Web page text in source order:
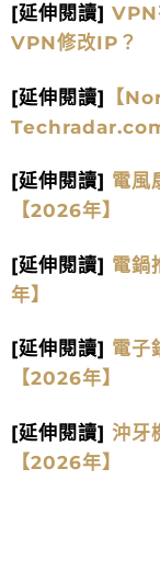
[延伸閱讀] VPN
VPN修改IP？
[延伸閱讀] 【
Techradar.com
[延伸閱讀] 電風
【2026年】
[延伸閱讀] 電鍋
年】
[延伸閱讀] 電子
【2026年】
[延伸閱讀] 沖牙
【2026年】